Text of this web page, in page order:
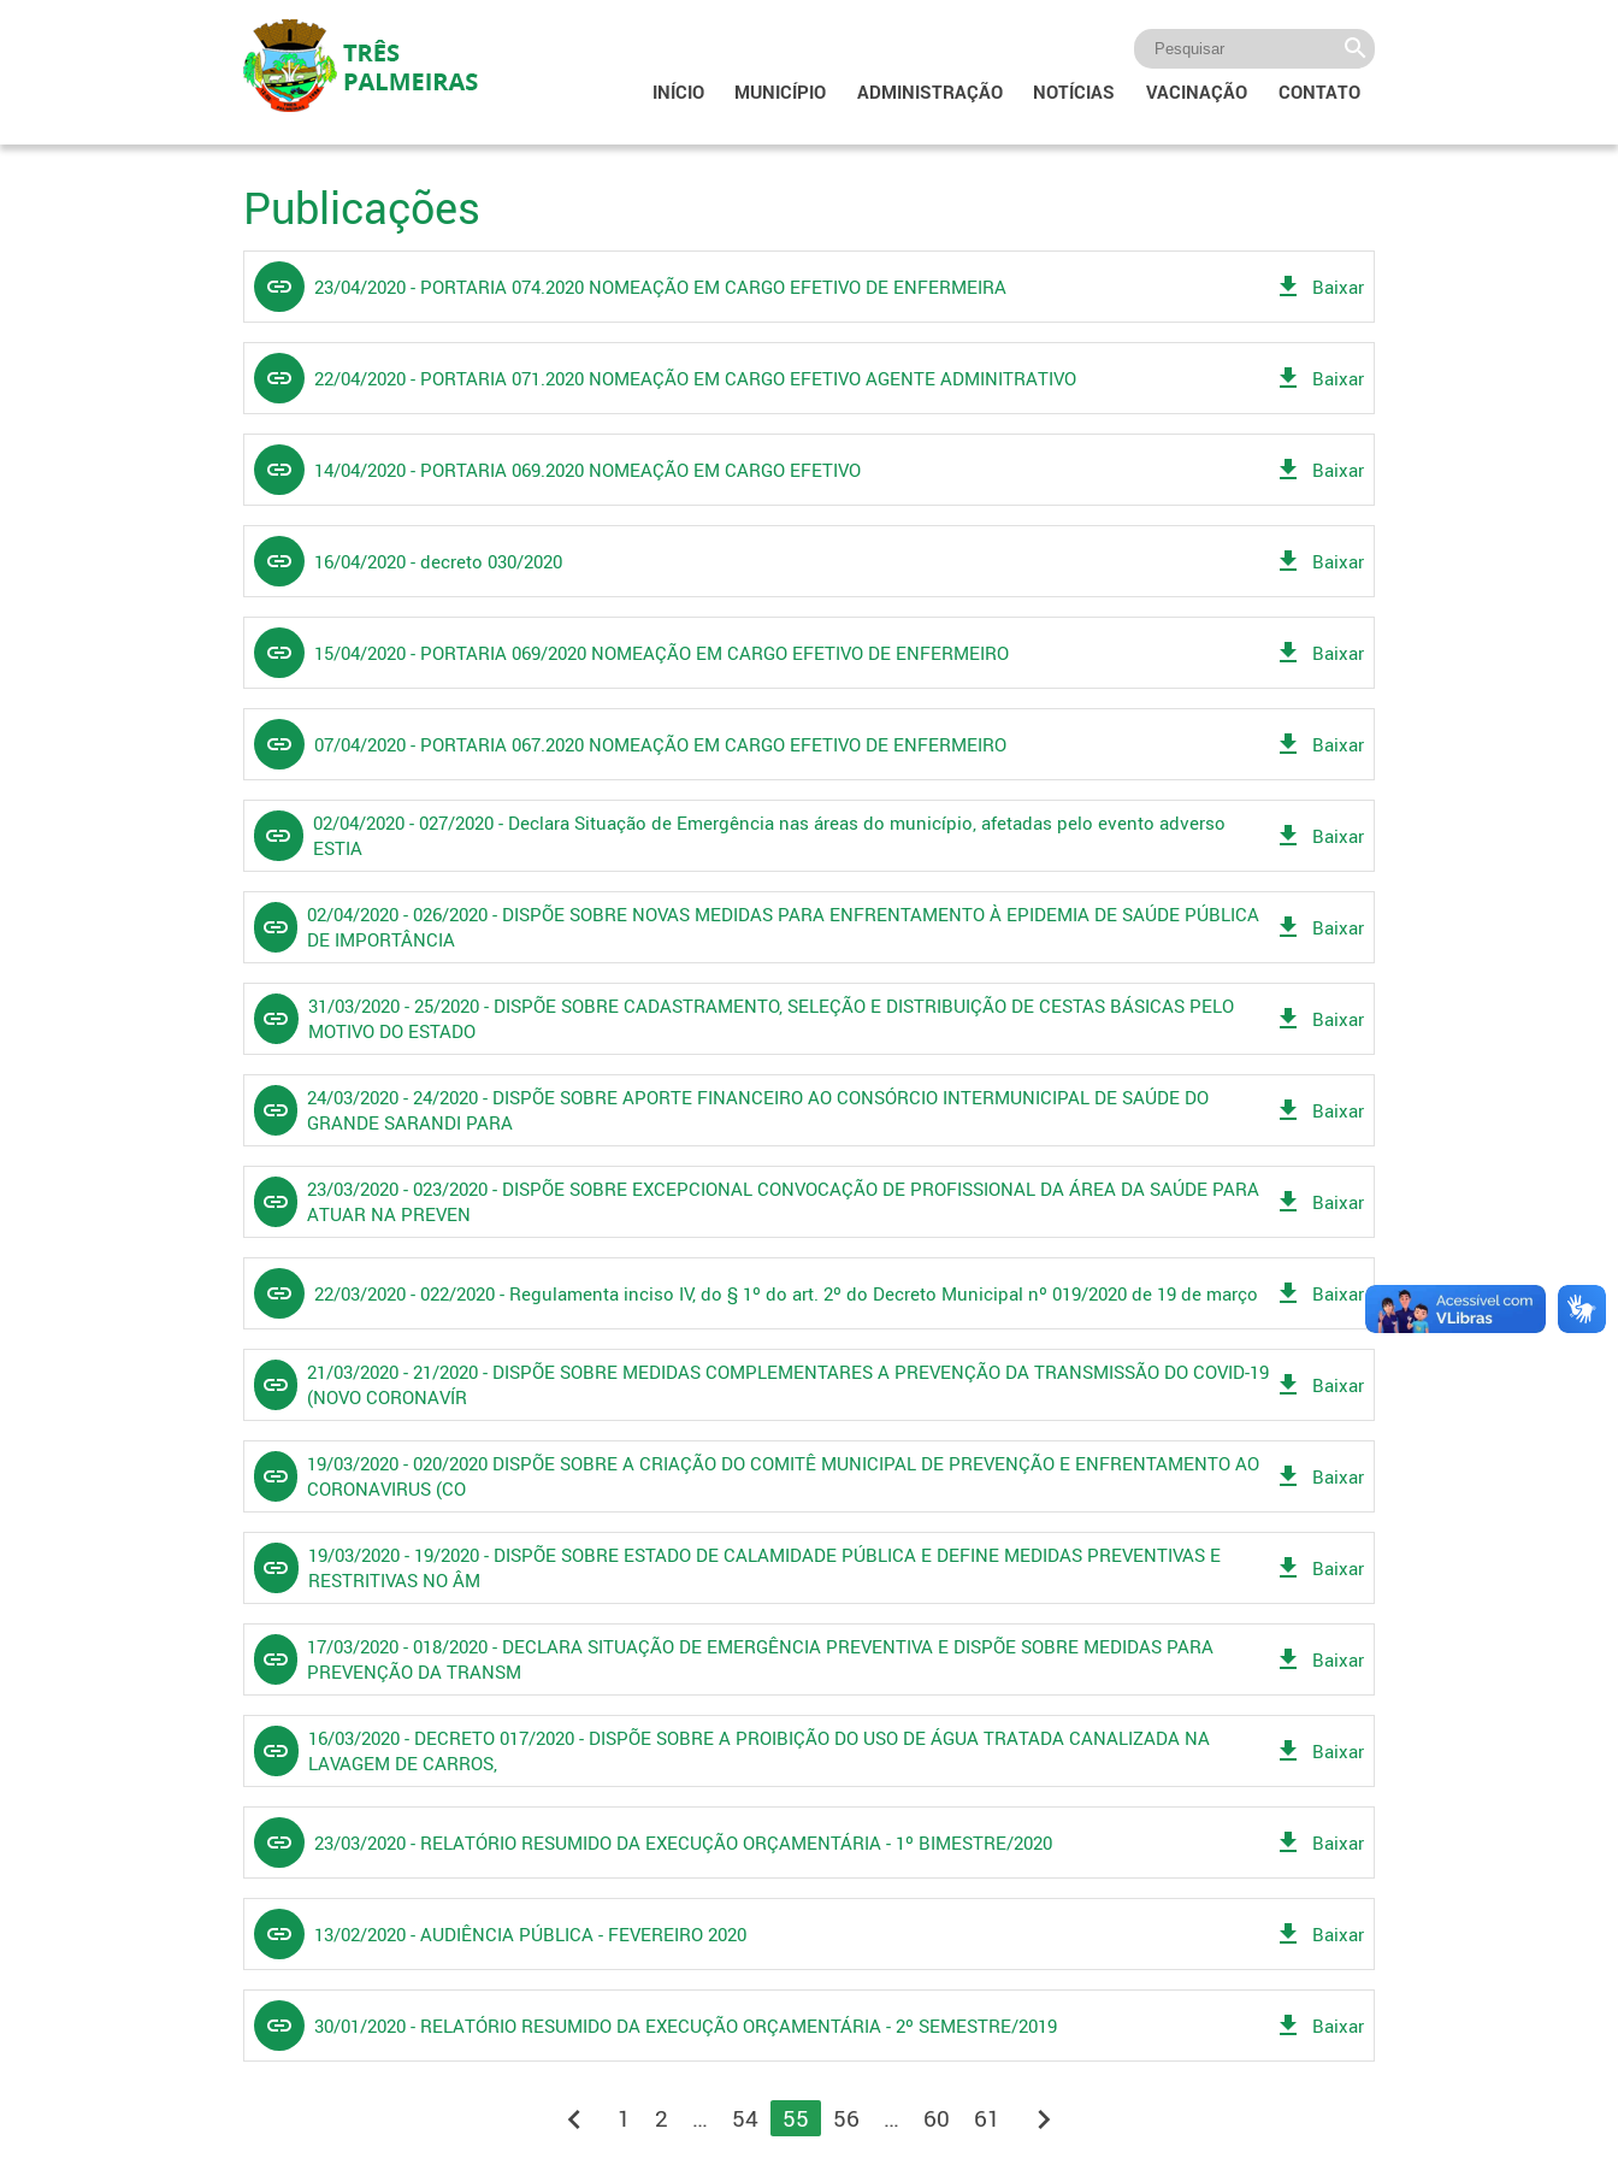
INÍCIO MUNICÍPIO ADMINISTRAÇÃO NOTÍCIAS VACINAÇÃO CONTATO
Publicações
link 23/04/2020 - PORTARIA 074.2020 NOMEAÇÃO EM CARGO EFETIVO DE ENFERMEIRA get_app Baixar
link 22/04/2020 - PORTARIA 071.2020 NOMEAÇÃO EM CARGO EFETIVO AGENTE ADMINITRATIVO get_app Baixar
link 14/04/2020 - PORTARIA 069.2020 NOMEAÇÃO EM CARGO EFETIVO get_app Baixar
link 16/04/2020 - decreto 030/2020 get_app Baixar
link 15/04/2020 - PORTARIA 069/2020 NOMEAÇÃO EM CARGO EFETIVO DE ENFERMEIRO get_app Baixar
link 07/04/2020 - PORTARIA 067.2020 NOMEAÇÃO EM CARGO EFETIVO DE ENFERMEIRO get_app Baixar
link
02/04/2020 - 027/2020 - Declara Situação de Emergência nas áreas do município, afetadas pelo evento adverso
ESTIA
get_app Baixar
link
02/04/2020 - 026/2020 - DISPÕE SOBRE NOVAS MEDIDAS PARA ENFRENTAMENTO À EPIDEMIA DE SAÚDE PÚBLICA
DE IMPORTÂNCIA
get_app Baixar
link
31/03/2020 - 25/2020 - DISPÕE SOBRE CADASTRAMENTO, SELEÇÃO E DISTRIBUIÇÃO DE CESTAS BÁSICAS PELO
MOTIVO DO ESTADO
get_app Baixar
link
24/03/2020 - 24/2020 - DISPÕE SOBRE APORTE FINANCEIRO AO CONSÓRCIO INTERMUNICIPAL DE SAÚDE DO
GRANDE SARANDI PARA
get_app Baixar
link
23/03/2020 - 023/2020 - DISPÕE SOBRE EXCEPCIONAL CONVOCAÇÃO DE PROFISSIONAL DA ÁREA DA SAÚDE PARA
ATUAR NA PREVEN
get_app Baixar
link 22/03/2020 - 022/2020 - Regulamenta inciso IV, do § 1º do art. 2º do Decreto Municipal nº 019/2020 de 19 de março get_app Baixar
link
21/03/2020 - 21/2020 - DISPÕE SOBRE MEDIDAS COMPLEMENTARES A PREVENÇÃO DA TRANSMISSÃO DO COVID-19
(NOVO CORONAVÍR
get_app Baixar
link
19/03/2020 - 020/2020 DISPÕE SOBRE A CRIAÇÃO DO COMITÊ MUNICIPAL DE PREVENÇÃO E ENFRENTAMENTO AO
CORONAVIRUS (CO
get_app Baixar
link
19/03/2020 - 19/2020 - DISPÕE SOBRE ESTADO DE CALAMIDADE PÚBLICA E DEFINE MEDIDAS PREVENTIVAS E
RESTRITIVAS NO ÂM
get_app Baixar
link
17/03/2020 - 018/2020 - DECLARA SITUAÇÃO DE EMERGÊNCIA PREVENTIVA E DISPÕE SOBRE MEDIDAS PARA
PREVENÇÃO DA TRANSM
get_app Baixar
link
16/03/2020 - DECRETO 017/2020 - DISPÕE SOBRE A PROIBIÇÃO DO USO DE ÁGUA TRATADA CANALIZADA NA
LAVAGEM DE CARROS,
get_app Baixar
link 23/03/2020 - RELATÓRIO RESUMIDO DA EXECUÇÃO ORÇAMENTÁRIA - 1º BIMESTRE/2020 get_app Baixar
link 13/02/2020 - AUDIÊNCIA PÚBLICA - FEVEREIRO 2020 get_app Baixar
link 30/01/2020 - RELATÓRIO RESUMIDO DA EXECUÇÃO ORÇAMENTÁRIA - 2º SEMESTRE/2019 get_app Baixar
chevron_left 1 2 … 54 55 56 … 60 61 chevron_right